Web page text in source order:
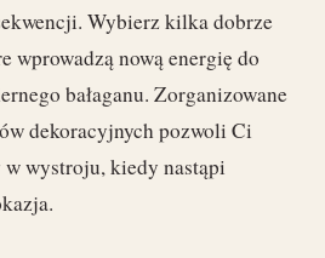
Wybierz kilka dobrze
wprowadzą nową energię do
bałaganu. Zorganizowane
dekoracyjnych pozwoli Ci
w wystroju, kiedy nastąpi